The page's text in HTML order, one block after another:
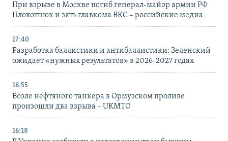
При взрыве в Москве погиб генерал-майор армии РФ
Плохотнюк и зять главкома ВКС – российские медиа
17:40
Разработка баллистики и антибаллистики: Зеленский
ожидает «нужных результатов» в 2026-2027 годах
16:55
Возле нефтяного танкера в Ормузском проливе
произошли два взрыва – UKMTO
16:18